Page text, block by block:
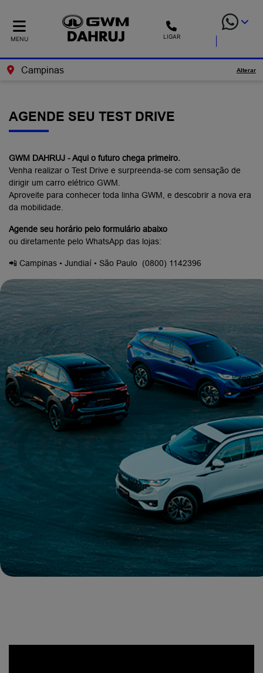
MENU LIGAR
Campinas Alterar
AGENDE SEU TEST DRIVE
GWM DAHRUJ - Aqui o futuro chega primeiro.
Venha realizar o Test Drive e surpreenda-se com sensação de
dirigir um carro elétrico GWM.
Aproveite para conhecer toda linha GWM, e descobrir a nova era
da mobilidade.
Agende seu horário pelo formulário abaixo
ou diretamente pelo WhatsApp das lojas:
📲 Campinas • Jundiaí • São Paulo (0800) 1142396